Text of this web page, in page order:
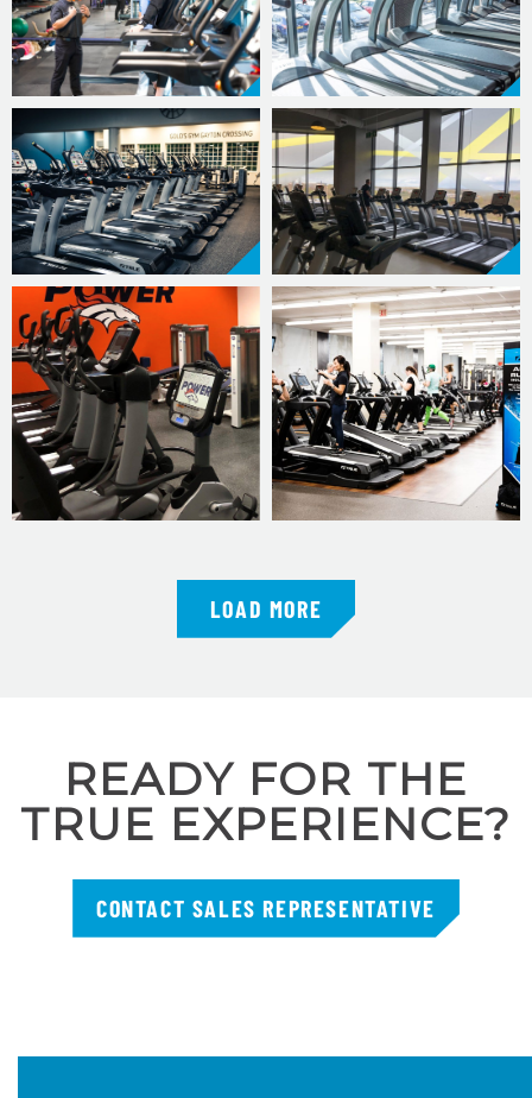
LOAD MORE
READY FOR THE
TRUE EXPERIENCE?
CONTACT SALES REPRESENTATIVE